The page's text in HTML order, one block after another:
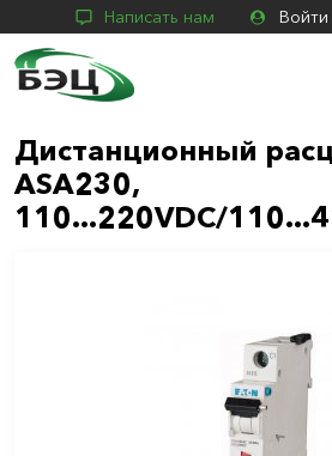
Написать нам Войти
Дистанционный
ASA230,
110...220VDC/